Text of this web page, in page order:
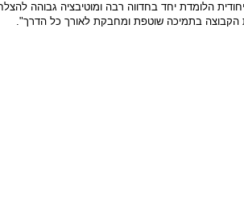
הלומדת יחד בחדווה רבה ומוטיבציה גבוהה
הקבוצה בתמיכה שוטפת ומחבקת לאורך כל הדרך".